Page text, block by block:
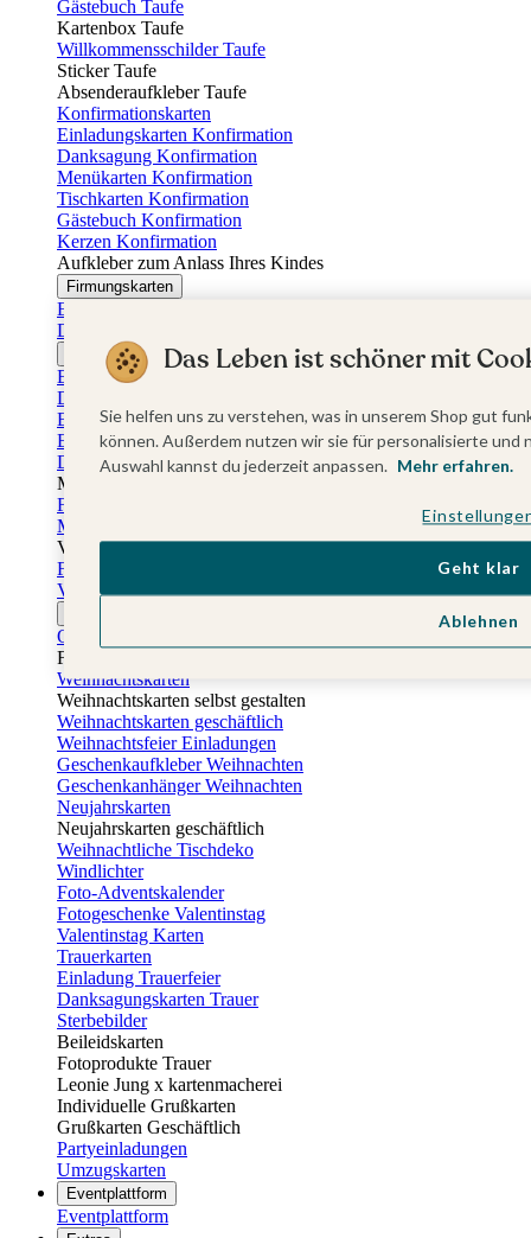
Gästebuch Taufe
Kartenbox Taufe
Willkommensschilder Taufe
Sticker Taufe
Absenderaufkleber Taufe
Konfirmationskarten
Einladungskarten Konfirmation
Danksagung Konfirmation
Menükarten Konfirmation
Tischkarten Konfirmation
Gästebuch Konfirmation
Kerzen Konfirmation
Aufkleber zum Anlass Ihres Kindes
Firmungskarten
Einladungskarten Firmung
Dankeskarten Firmung
Jugendweihekarten
Einladungskarten Jugendweihe
Dankeskarten Jugendweihe
Einschulungskarten
Einladungskarten Einschulung
Danksagung Einschulung
Muttertag
Fotogeschenke Muttertag
Muttertagskarten
Vatertag
Fotogeschenke Vatertag
Vatertagskarten
Osterkarten
Fotogeschenke zu Ostern
Weihnachtskarten
Weihnachtskarten selbst gestalten
Weihnachtskarten geschäftlich
Weihnachtsfeier Einladungen
Geschenkaufkleber Weihnachten
Geschenkanhänger Weihnachten
Neujahrskarten
Neujahrskarten geschäftlich
Weihnachtliche Tischdeko
Windlichter
Foto-Adventskalender
Fotogeschenke Valentinstag
Valentinstag Karten
Trauerkarten
Einladung Trauerfeier
Danksagungskarten Trauer
Sterbebilder
Beileidskarten
Fotoprodukte Trauer
Leonie Jung x kartenmacherei
Individuelle Grußkarten
Grußkarten Geschäftlich
Partyeinladungen
Umzugskarten
Eventplattform
Eventplattform
Das Leben ist schöner mit
Sie helfen uns zu verstehen, was in unserem Shop gut
können. Außerdem nutzen wir sie für personalisierte
Auswahl kannst du jederzeit anpassen. Mehr erfahren.
Ablehnen
Geht klar